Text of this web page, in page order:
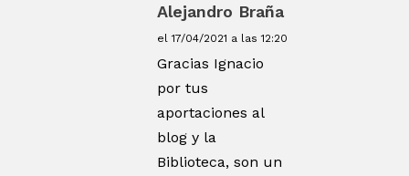
Alejandro Braña
el 17/04/2021 a las 12:20
Gracias Ignacio
por tus
aportaciones al
blog y la
Biblioteca, son un